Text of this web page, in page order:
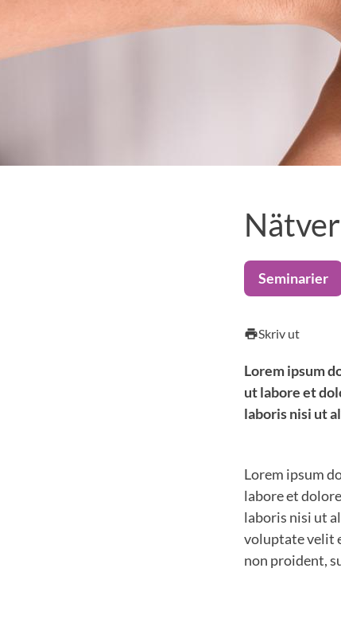
Seminarier
printSkriv ut
Lorem ipsum
ut labore et
laboris nisi ut
Lorem ipsum
labore et
laboris nisi ut
voluptate velit
non proident,